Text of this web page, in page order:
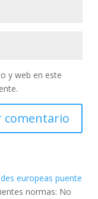
y web en este
europeas puente
normas: No